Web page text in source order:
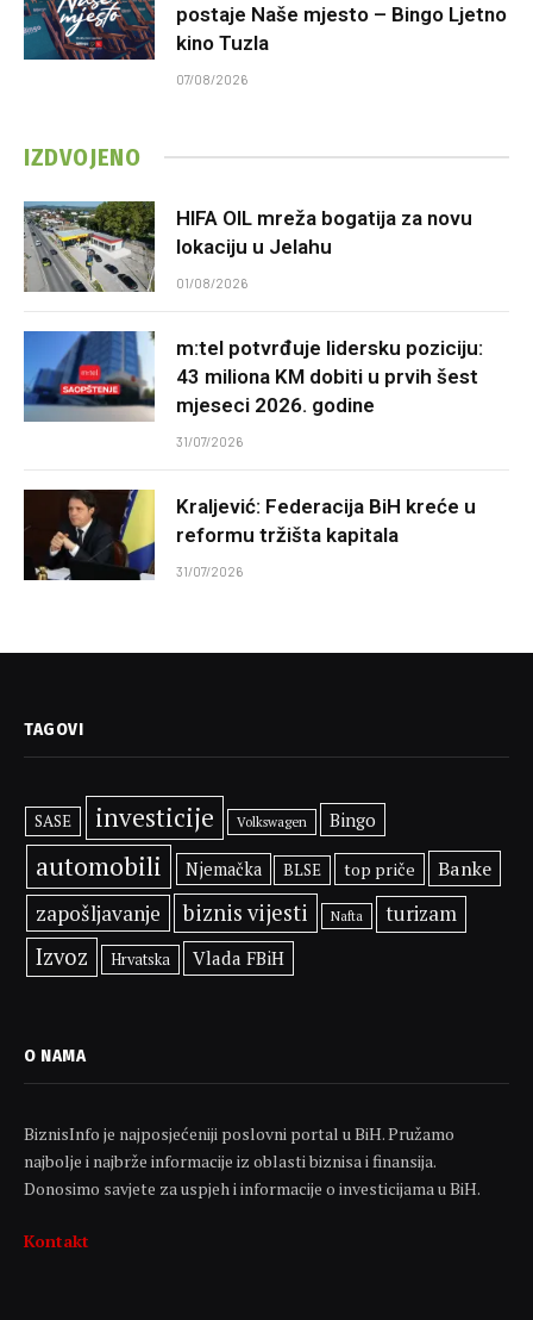
postaje Naše mjesto – Bingo Ljetno
kino Tuzla
07/08/2026
IZDVOJENO
HIFA OIL mreža bogatija za novu
lokaciju u Jelahu
01/08/2026
m:tel potvrđuje lidersku poziciju:
43 miliona KM dobiti u prvih šest
mjeseci 2026. godine
31/07/2026
Kraljević: Federacija BiH kreće u
reformu tržišta kapitala
31/07/2026
TAGOVI
SASE investicije Volkswagen Bingo
automobili Njemačka BLSE top priče Banke
zapošljavanje biznis vijesti Nafta turizam
Izvoz Hrvatska Vlada FBiH
O NAMA
BiznisInfo je najposjećeniji poslovni portal u BiH. Pružamo
najbolje i najbrže informacije iz oblasti biznisa i finansija.
Donosimo savjete za uspjeh i informacije o investicijama u BiH.
Kontakt